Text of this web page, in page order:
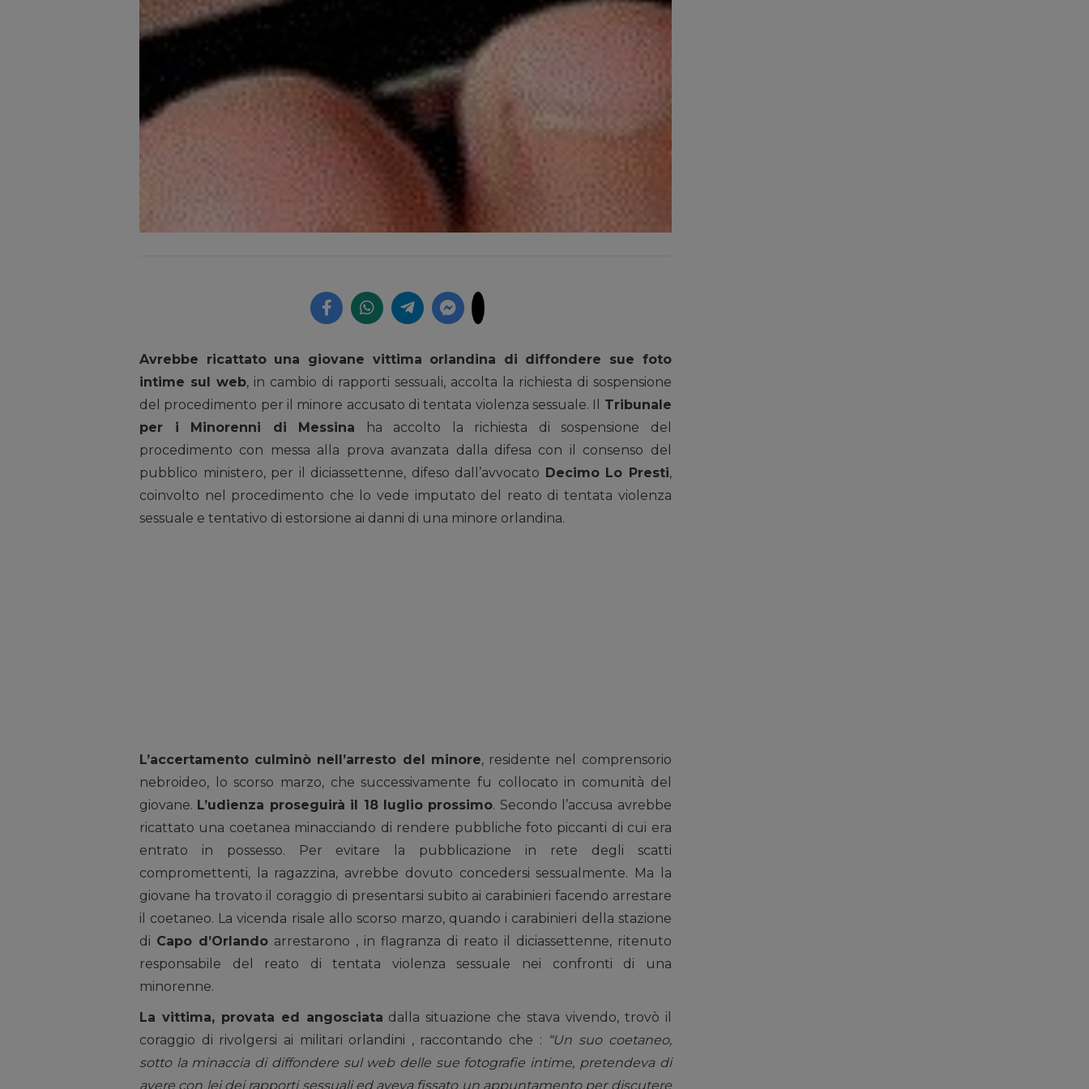
Avrebbe ricattato una giovane vittima orlandina di diffondere sue foto
intime sul web, in cambio di rapporti sessuali, accolta la richiesta di sospensione
del procedimento per il minore accusato di tentata violenza sessuale. Il Tribunale
per i Minorenni di Messina ha accolto la richiesta di sospensione del
procedimento con messa alla prova avanzata dalla difesa con il consenso del
pubblico ministero, per il diciassettenne, difeso dall’avvocato Decimo Lo Presti,
coinvolto nel procedimento che lo vede imputato del reato di tentata violenza
sessuale e tentativo di estorsione ai danni di una minore orlandina.
L’accertamento culminò nell’arresto del minore, residente nel comprensorio
nebroideo, lo scorso marzo, che successivamente fu collocato in comunità del
giovane. L’udienza proseguirà il 18 luglio prossimo. Secondo l’accusa avrebbe
ricattato una coetanea minacciando di rendere pubbliche foto piccanti di cui era
entrato in possesso. Per evitare la pubblicazione in rete degli scatti
compromettenti, la ragazzina, avrebbe dovuto concedersi sessualmente. Ma la
giovane ha trovato il coraggio di presentarsi subito ai carabinieri facendo arrestare
il coetaneo. La vicenda risale allo scorso marzo, quando i carabinieri della stazione
di Capo d’Orlandoarrestarono , in flagranza di reato il diciassettenne, ritenuto
responsabile del reato di tentata violenza sessuale nei confronti di una
minorenne.
La vittima, provata ed angosciata dalla situazione che stava vivendo, trovò il
coraggio di rivolgersi ai militari orlandini , raccontando che : “Un suo coetaneo,
sotto la minaccia di diffondere sul web delle sue fotografie intime, pretendeva di
avere con lei dei rapporti sessuali ed aveva fissato un appuntamento per discutere